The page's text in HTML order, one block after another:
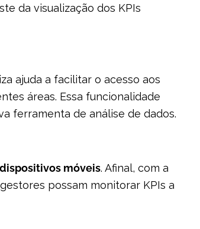
da visualização dos KPIs
ajuda a facilitar o acesso aos
áreas. Essa funcionalidade
ferramenta de análise de dados.
móveis. Afinal, com a
possam monitorar KPIs a